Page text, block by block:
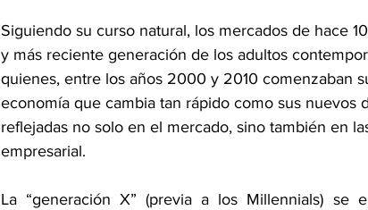
Siguiendo su curso natural, los mercados de hace
y más reciente generación de los adultos
quienes, entre los años 2000 y 2010 comenzaban
economía que cambia tan rápido como sus nuevos
reflejadas no solo en el mercado, sino también en
empresarial.
La “generación X” (previa a los Millennials) se